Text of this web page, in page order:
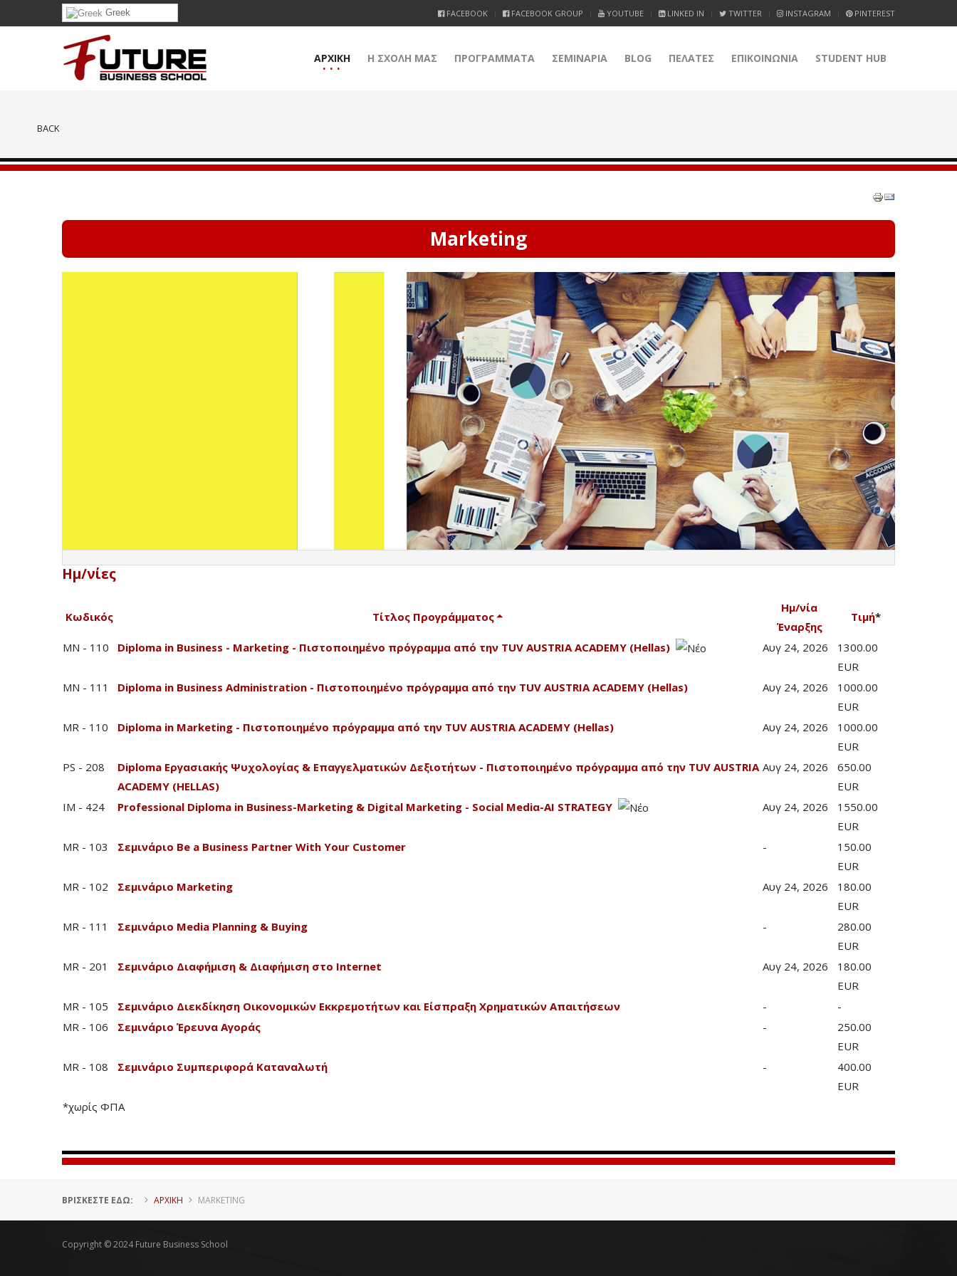
Greek FACEBOOK FACEBOOK GROUP YOUTUBE LINKED IN TWITTER INSTAGRAM PINTEREST
ΑΡΧΙΚΗ Η ΣΧΟΛΗ ΜΑΣ ΠΡΟΓΡΑΜΜΑΤΑ ΣΕΜΙΝΑΡΙΑ BLOG ΠΕΛΑΤΕΣ ΕΠΙΚΟΙΝΩΝΙΑ STUDENT HUB
BACK
Marketing
Ημ/νίες
Κωδικός Τίτλος Προγράμματος
Ημ/νία
Έναρξης
Τιμή*
MN - 110 Diploma in Business - Marketing - Πιστοποιημένο πρόγραμμα από την TUV AUSTRIA ACADEMY (Hellas) Αυγ 24, 2026
1300.00
EUR
MN - 111
Diploma in Business Administration - Πιστοποιημένο πρόγραμμα από την TUV AUSTRIA ACADEMY (Hellas) Αυγ 24, 2026
1000.00
EUR
MR - 110
Diploma in Marketing - Πιστοποιημένο πρόγραμμα από την TUV AUSTRIA ACADEMY (Hellas) Αυγ 24, 2026
1000.00
EUR
PS - 208
Diploma Εργασιακής Ψυχολογίας & Επαγγελματικών Δεξιοτήτων - Πιστοποιημένο πρόγραμμα από την TUV AUSTRIA
ACADEMY (HELLAS)
Αυγ 24, 2026
650.00
EUR
IM - 424
Professional Diploma in Business-Marketing & Digital Marketing - Social Mediα-AI STRATEGY Αυγ 24, 2026
1550.00
EUR
MR - 103
Σεμινάριο Be a Business Partner With Your Customer -
150.00
EUR
MR - 102
Σεμινάριο Marketing Αυγ 24, 2026
180.00
EUR
MR - 111
Σεμινάριο Media Planning & Buying -
280.00
EUR
MR - 201
Σεμινάριο Διαφήμιση & Διαφήμιση στο Internet Αυγ 24, 2026
180.00
EUR
MR - 105
Σεμινάριο Διεκδίκηση Οικονομικών Εκκρεμοτήτων και Είσπραξη Χρηματικών Απαιτήσεων -
-
MR - 106
Σεμινάριο Έρευνα Αγοράς -
250.00
EUR
MR - 108
Σεμινάριο Συμπεριφορά Καταναλωτή -
400.00
EUR
*χωρίς ΦΠΑ
ΒΡΊΣΚΕΣΤΕ ΕΔΏ: ΑΡΧΙΚΗ MARKETING
Copyright © 2024 Future Business School